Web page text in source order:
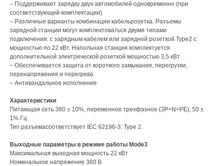
– Поддерживает зарядку двух автомобилей одновременно (при
соответствующей комплектации)
– Различные варианты комбинации кабельрозетка. Разъемы
зарядной станции могут комплектоваться двумя типами
подключения: с зарядным кабелем или зарядной розеткой Type2 с
мощностью по 22 кВт. Напольная станция комплектуется
дополнительной электрической розеткой мощностью 3,5 кВт
– Обеспечивается защита от короткого замыкания, перегрузки,
перенапряжения и перегрева
– Антивандальное исполнение
Характеристики
Питающая сеть 380 ± 10%, переменное трехфазное (3P+N+PE), 50 ±
1% Гц
Тип разъемасоответствует IEC 62196-3: Type 2.
Выходные параметры в режиме работы Mode3
Максимальная выходная мощность 22 кВт
Номинальное напряжение 380 В